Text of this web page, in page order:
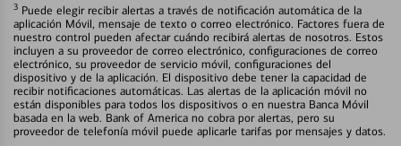
3 Puede elegir recibir alertas a través de notificación automática de la
aplicación Móvil, mensaje de texto o correo electrónico. Factores fuera de
nuestro control pueden afectar cuándo recibirá alertas de nosotros. Estos
incluyen a su proveedor de correo electrónico, configuraciones de correo
electrónico, su proveedor de servicio móvil, configuraciones del
dispositivo y de la aplicación. El dispositivo debe tener la capacidad de
recibir notificaciones automáticas. Las alertas de la aplicación móvil no
están disponibles para todos los dispositivos o en nuestra Banca Móvil
basada en la web. Bank of America no cobra por alertas, pero su
proveedor de telefonía móvil puede aplicarle tarifas por mensajes y datos.